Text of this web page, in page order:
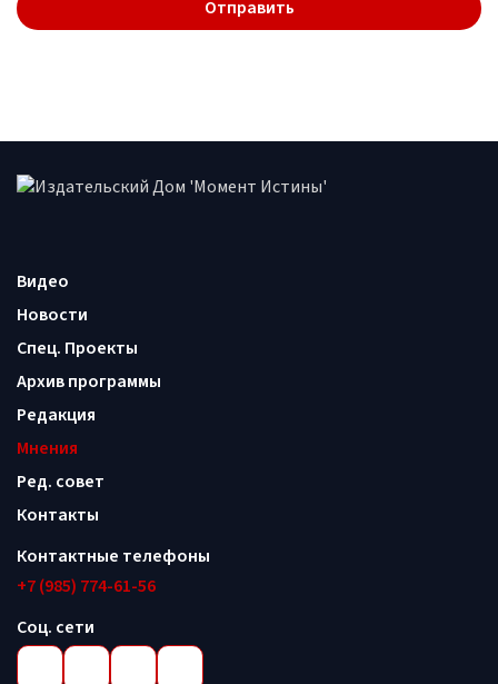
Видео
Новости
Спец. Проекты
Архив программы
Редакция
Мнения
Ред. совет
Контакты
Контактные телефоны
+7 (985) 774-61-56
Соц. сети